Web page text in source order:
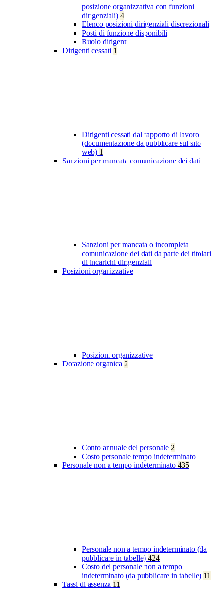
posizione organizzativa con funzioni
dirigenziali) 4
Elenco posizioni dirigenziali discrezionali
Posti di funzione disponibili
Ruolo dirigenti
Dirigenti cessati 1
Dirigenti cessati dal rapporto di lavoro
(documentazione da pubblicare sul sito
web) 1
Sanzioni per mancata comunicazione dei dati
Sanzioni per mancata o incompleta
comunicazione dei dati da parte dei titolari
di incarichi dirigenziali
Posizioni organizzative
Posizioni organizzative
Dotazione organica 2
Conto annuale del personale 2
Costo personale tempo indeterminato
Personale non a tempo indeterminato 435
Personale non a tempo indeterminato (da
pubblicare in tabelle) 424
Costo del personale non a tempo
indeterminato (da pubblicare in tabelle) 11
Tassi di assenza 11